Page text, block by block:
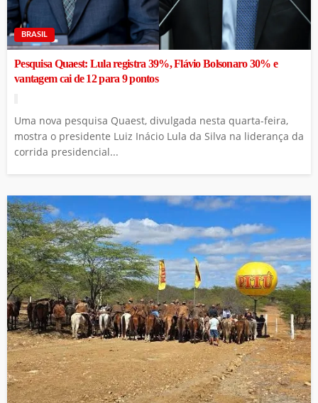
BRASIL
Pesquisa Quaest: Lula registra 39%, Flávio Bolsonaro 30% e
vantagem cai de 12 para 9 pontos
Uma nova pesquisa Quaest, divulgada nesta quarta-feira,
mostra o presidente Luiz Inácio Lula da Silva na liderança da
corrida presidencial...